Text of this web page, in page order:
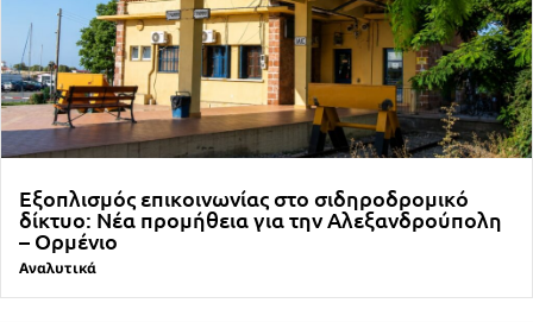
Εξοπλισμός επικοινωνίας στο σιδηροδρομικό
δίκτυο: Νέα προμήθεια για την Αλεξανδρούπολη
– Ορμένιο
Αναλυτικά